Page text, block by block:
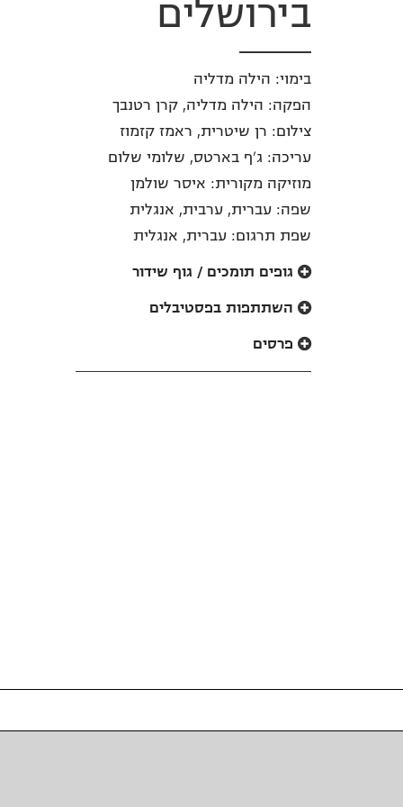
בירושלים
בימוי: הילה מדליה
הפקה: הילה מדליה, קרן רטנבך
צילום: רן שיטרית, ראמז קזמוז
עריכה: ג'ף בארטס, שלומי שלום
מוזיקה מקורית: איסר שולמן
שפה: עברית, ערבית, אנגלית
שפת תרגום: עברית, אנגלית
גופים תומכים / גוף שידור
השתתפות בפסטיבלים
פרסים